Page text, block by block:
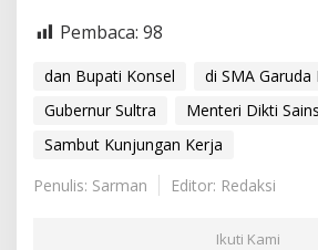
Pembaca: 98
dan Bupati Konsel
di SMA Garuda
Gubernur Sultra
Menteri Dikti
Sambut Kunjungan Kerja
Penulis: Sarman
Editor: Redaksi
Ikuti Kami